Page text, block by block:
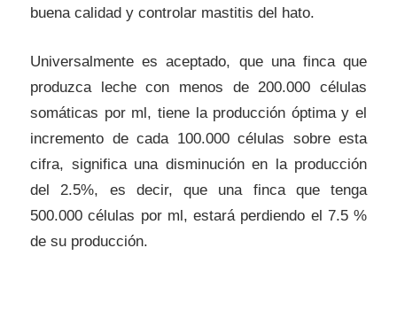
buena calidad y controlar mastitis del hato.
Universalmente es aceptado, que una finca que
produzca leche con menos de 200.000 células
somáticas por ml, tiene la producción óptima y el
incremento de cada 100.000 células sobre esta
cifra, significa una disminución en la producción
del 2.5%, es decir, que una finca que tenga
500.000 células por ml, estará perdiendo el 7.5 %
de su producción.